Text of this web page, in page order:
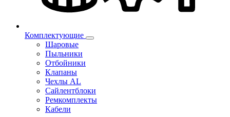
Комплектующие
Шаровые
Пыльники
Отбойники
Клапаны
Чехлы AL
Сайлентблоки
Ремкомплекты
Кабели